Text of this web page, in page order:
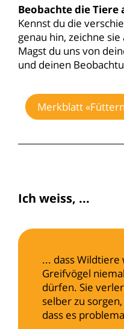
Beobachte die Tiere
Kennst du die
genau hin, zeichne
Magst du uns von
und deinen
Merkblatt
Ich weiss, ...
... dass Wildtiere
Greifvögel
dürfen. Sie
selber zu
dass es